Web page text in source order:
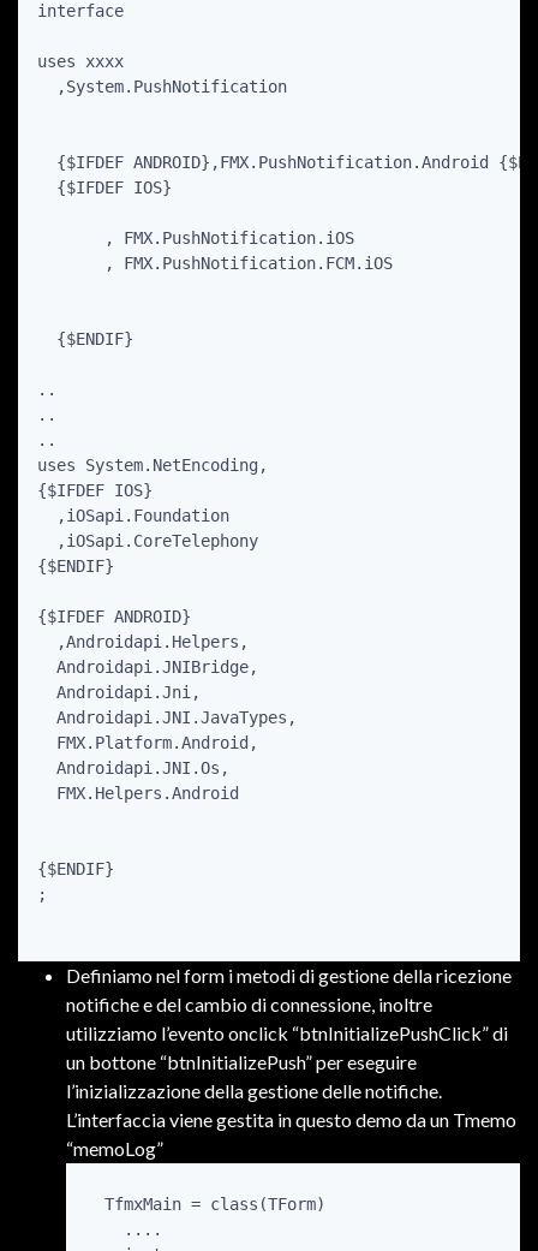
interface
uses xxxx
  ,System.PushNotification
{$IFDEF ANDROID},FMX.PushNotification.Android
  {$IFDEF IOS}
       , FMX.PushNotification.iOS
       , FMX.PushNotification.FCM.iOS
  {$ENDIF}
..
..
..
uses System.NetEncoding,
{$IFDEF IOS}
  ,iOSapi.Foundation
  ,iOSapi.CoreTelephony
{$ENDIF}
{$IFDEF ANDROID}
  ,Androidapi.Helpers,
  Androidapi.JNIBridge,
  Androidapi.Jni,
  Androidapi.JNI.JavaTypes,
  FMX.Platform.Android,
  Androidapi.JNI.Os,
  FMX.Helpers.Android
{$ENDIF}
;
Definiamo nel form i metodi di gestione della ricezione
notifiche e del cambio di connessione, inoltre
utilizziamo l’evento onclick “btnInitializePushClick” di
un bottone “btnInitializePush” per eseguire
l’inizializzazione della gestione delle notifiche.
L’interfaccia viene gestita in questo demo da un Tmemo
“memoLog”
  TfmxMain = class(TForm)
    ....